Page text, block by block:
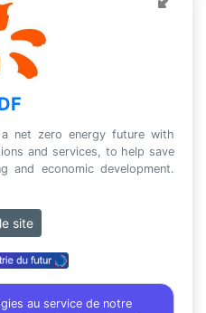
net zero energy future with
and services, to help save
and economic development.
site
au service de notre